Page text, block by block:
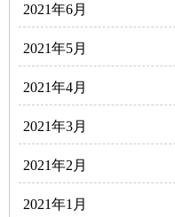
2021年6月
2021年5月
2021年4月
2021年3月
2021年2月
2021年1月